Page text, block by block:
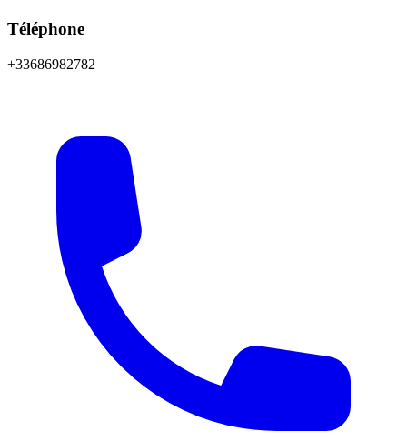
Téléphone
+33686982782